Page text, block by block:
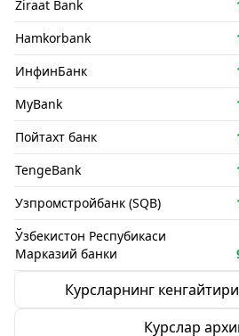
Ziraat Bank
Hamkorbank
ИнфинБанк
MyBank
Пойтахт банк
TengeBank
Узпромстройбанк (SQB)
Ўзбекистон Респубикаси
Марказий банки
Курсларнинг
Курслар